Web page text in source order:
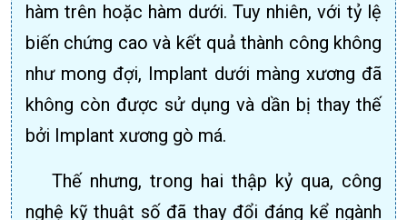
hàm trên hoặc hàm dưới. Tuy nhiên, với tỷ lệ
biến chứng cao và kết quả thành công không
như mong đợi, Implant dưới màng xương đã
không còn được sử dụng và dần bị thay thế
bởi Implant xương gò má.
Thế nhưng, trong hai thập kỷ qua, công
nghệ kỹ thuật số đã thay đổi đáng kể ngành